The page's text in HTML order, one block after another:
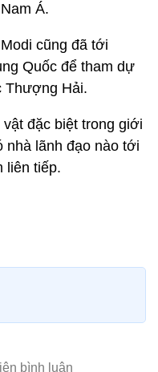
Á.
cũng đã tới
Quốc để tham dự
Thượng Hải.
đặc biệt trong giới
nhà lãnh đạo nào tới
liên tiếp.